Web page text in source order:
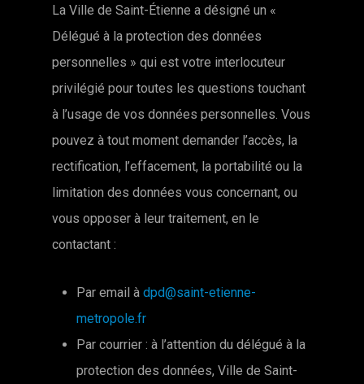
La Ville de Saint-Étienne a désigné un «
Délégué à la protection des données
personnelles » qui est votre interlocuteur
privilégié pour toutes les questions touchant
à l’usage de vos données personnelles. Vous
pouvez à tout moment demander l’accès, la
rectification, l’effacement, la portabilité ou la
limitation des données vous concernant, ou
vous opposer à leur traitement, en le
contactant :
Par email à dpd@saint-etienne-
metropole.fr
Par courrier : à l’attention du délégué à la
protection des données, Ville de Saint-